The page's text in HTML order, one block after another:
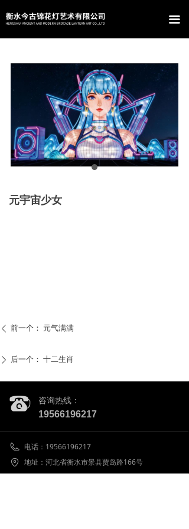
끀
首页
关于我们
产品中心
案例展示
联系我们
元宇宙少女
ꄴ 前一个： 元气满满
ꄲ 后一个： 十二生肖
电话： 19566196217
地址： 河北省衡水市景县贾岛路166号
咨询热线：
19566196217